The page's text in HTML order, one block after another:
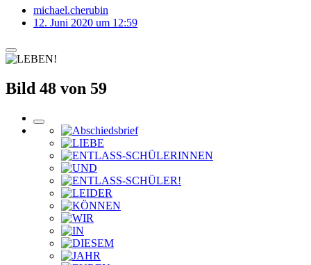
michael.cherubin
12. Juni 2020 um 12:59
Bild 48 von 59